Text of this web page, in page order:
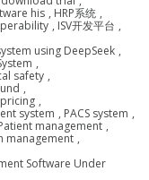
his , HRP系统 ,
, ISV开发平台 ,
using DeepSeek ,
,
safety ,
,
,
system , PACS system ,
management ,
management ,
Software Under